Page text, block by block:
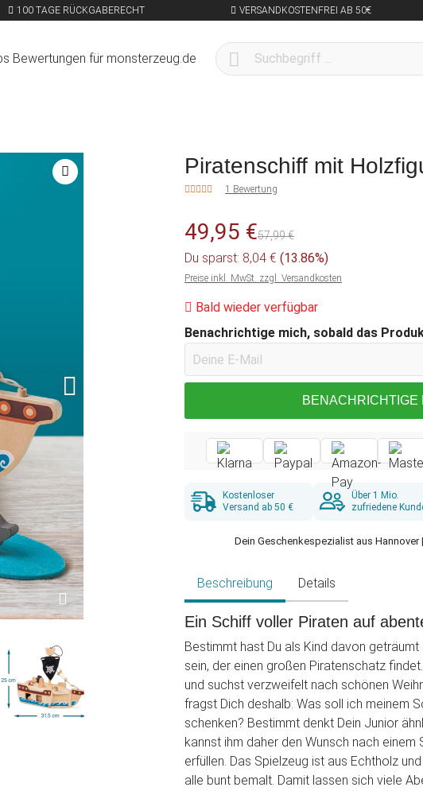
100 TAGE RÜCKGABERECHT VERSANDKOSTENFREI AB 50€
Piratenschiff mit
1 Bewertung
49,95 €57,99 €
Du sparst: 8,04 € (13.86%)
Preise inkl. MwSt. zzgl. Versandkosten
Bald wieder verfügbar
Benachrichtige mich, sobald das
BENACHRICHTIGE
Kostenloser
Versand ab 50 €
Über 1 Mio.
zufriedene
Dein Geschenkespezialist aus Hannover
Beschreibung Details
Ein Schiff voller Piraten auf
Bestimmt hast Du als Kind davon geträumt
sein, der einen großen Piratenschatz
und suchst verzweifelt nach schönen
fragst Dich deshalb: Was soll ich meinem
schenken? Bestimmt denkt Dein Junior
kannst ihm daher den Wunsch nach
erfüllen. Das Spielzeug ist aus Echtholz
alle bunt bemalt. Damit lassen sich viele